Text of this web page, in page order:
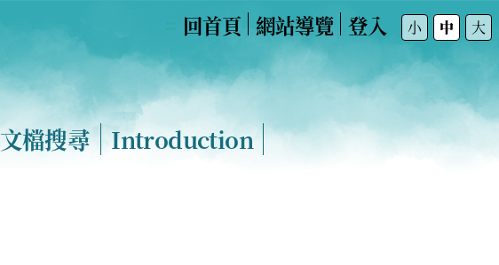
回首頁 網站導覽 登入 小 中 大
文檔搜尋 Introduction